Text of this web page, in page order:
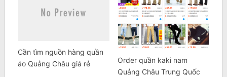
Cần tìm nguồn hàng quần
áo Quảng Châu giá rẻ
Order quần kaki nam
Quảng Châu Trung Quốc